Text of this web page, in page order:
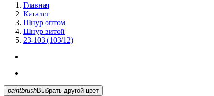
Главная
Каталог
Шнур оптом
Шнур витой
23-103 (103/12)
paintbrush
Выбрать другой цвет